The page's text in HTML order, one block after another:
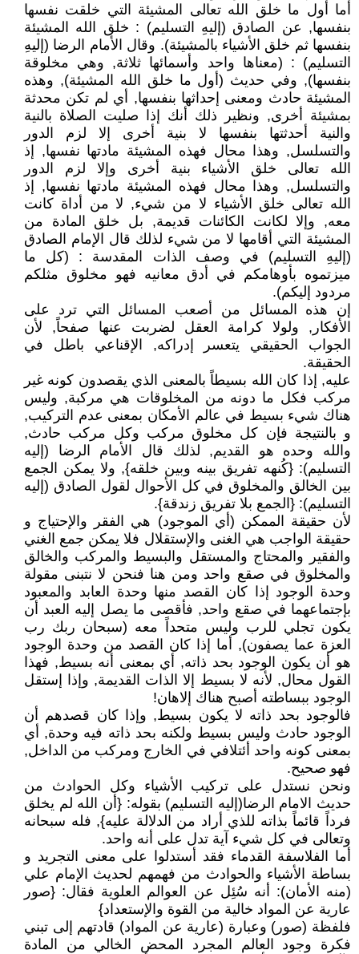
أما أول ما خلق الله تعالى المشيئة التي خلقت نفسها
بنفسها, عن الصادق (إليهِ التسليم) : خلق الله المشيئة
بنفسها ثم خلق الأشياء بالمشيئة). وقال الأمام الرضا (إليهِ
التسليم) : (معناها واحد وأسمائها ثلاثة, وهي مخلوقة
بنفسها), وفي حديث (أول ما خلق الله المشيئة), وهذه
المشيئة حادث ومعنى إحداثها بنفسها, أي لم تكن محدثة
بمشيئة أخرى, ونظير ذلك أنك إذا صليت الصلاة بالنية
والنية أحدثتها بنفسها لا بنية أخرى إلا لزم الدور
والتسلسل, وهذا محال فهذه المشيئة مادتها نفسها, إذ
الله تعالى خلق الأشياء بنية أخرى وإلا لزم الدور
والتسلسل, وهذا محال فهذه المشيئة مادتها نفسها, إذ
الله تعالى خلق الأشياء لا من شيء, لا من أداة كانت
معه, وإلا لكانت الكائنات قديمة, بل خلق المادة من
المشيئة التي أقامها لا من شيء لذلك قال الإمام الصادق
(إليهِ التسليم) في وصف الذات المقدسة : (كل ما
ميزتموه بأوهامكم في أدق معانيه فهو مخلوق مثلكم
مردود إليكم).
إن هذه المسائل من أصعب المسائل التي ترد على
الأفكار, ولولا كرامة العقل لضربت عنها صفحاً, لأن
الجواب الحقيقي يتعسر إدراكه, الإقناعي باطل في
الحقيقة.
عليه, إذا كان الله بسيطاً بالمعنى الذي يقصدون كونه غير
مركب فكل ما دونه من المخلوقات هي مركبة, وليس
هناك شيء بسيط في عالم الأمكان بمعنى عدم التركيب,
و بالنتيجة فإن كل مخلوق مركب وكل مركب حادث,
والله وحده هو القديم, لذلك قال الأمام الرضا (إليه
التسليم): {كُنهه تفريق بينه وبين خلقه}, ولا يمكن الجمع
بين الخالق والمخلوق في كل الأحوال لقول الصادق (إليه
التسليم): {الجمع بلا تفريق زندقة}.
لأن حقيقة الممكن (أي الموجود) هي الفقر والإحتياج و
حقيقة الواجب هي الغنى والإستقلال فلا يمكن جمع الغني
والفقير والمحتاج والمستقل والبسيط والمركب والخالق
والمخلوق في صقع واحد ومن هنا فنحن لا نتبنى مقولة
وحدة الوجود إذا كان القصد منها وحدة العابد والمعبود
بإجتماعهما في صقع واحد, فأقصى ما يصل إليه العبد أن
يكون تجلي للرب وليس متحداً معه (سبحان ربك رب
العزة عما يصفون), أما إذا كان القصد من وحدة الوجود
هو أن يكون الوجود بحد ذاته, أي بمعنى أنه بسيط, فهذا
القول محال, لأنه لا بسيط إلا الذات القديمة, وإذا إستقل
الوجود ببساطته أصبح هناك إلاهان!
فالوجود بحد ذاته لا يكون بسيط, وإذا كان قصدهم أن
الوجود حادث وليس بسيط ولكنه بحد ذاته فيه وحدة, أي
بمعنى كونه واحد أئتلافي في الخارج ومركب من الداخل,
فهو صحيح.
ونحن نستدل على تركيب الأشياء وكل الحوادث من
حديث الامام الرضا(إليه التسليم) بقوله: {أن الله لم يخلق
فرداً قائماً بذاته للذي أراد من الدلالة عليه}, فله سبحانه
وتعالى في كل شيء آية تدل على أنه واحد.
أما الفلاسفة القدماء فقد أستدلوا على معنى التجريد و
بساطة الأشياء والحوادث من فهمهم لحديث الإمام علي
(منه الأمان): أنه سُئِل عن العوالم العلوية فقال: {صور
عارية عن المواد خالية من القوة والإستعداد}
فلفظة (صور) وعبارة (عارية عن المواد) قادتهم إلى تبني
فكرة وجود العالم المجرد المحض الخالي من المادة